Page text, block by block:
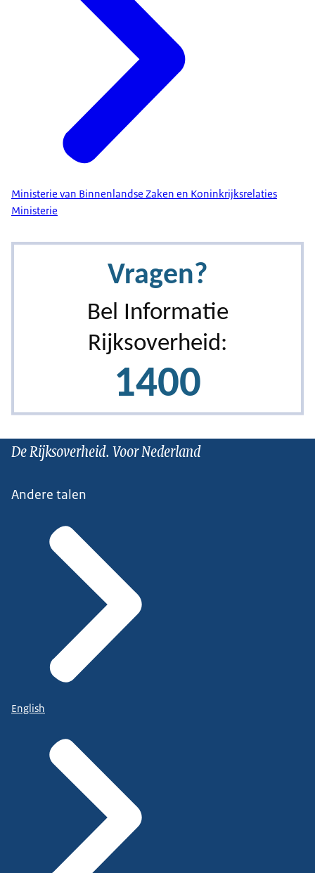
Ministerie van Binnenlandse Zaken en Koninkrijksrelaties
Ministerie
De Rijksoverheid. Voor Nederland
Andere talen
English